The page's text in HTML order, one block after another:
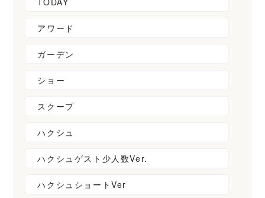
アワード
ガーデン
ショー
スクープ
ハクシュ
ハクシュゲスト少人数Ver.
ハクシュショートVer